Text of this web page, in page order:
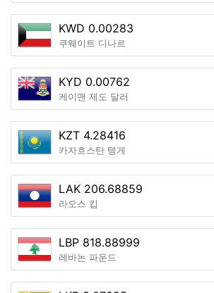
KWD 0.00283
쿠웨이트 디나르
KYD 0.00762
케이맨 제도 달러
KZT 4.28416
카자흐스탄 텡게
LAK 206.68859
라오스 킵
LBP 818.88999
레바논 파운드